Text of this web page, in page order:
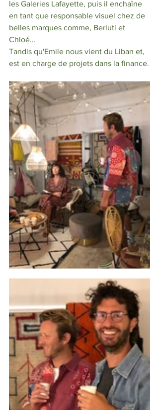
les Galeries Lafayette, puis il enchaîne
en tant que responsable visuel chez de
belles marques comme, Berluti et
Chloé...
Tandis qu'Emile nous vient du Liban et,
est en charge de projets dans la finance.